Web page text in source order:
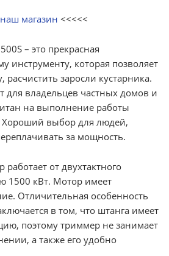
магазин <<<<<
– это прекрасная
инструменту, которая позволяет
расчистить заросли кустарника.
для владельцев частных домов и
на выполнение работы
выбор для людей,
за мощность.
от двухтактного
1500 кВт. Мотор имеет
Отличительная особенность
в том, что штанга имеет
поэтому триммер не занимает
а также его удобно